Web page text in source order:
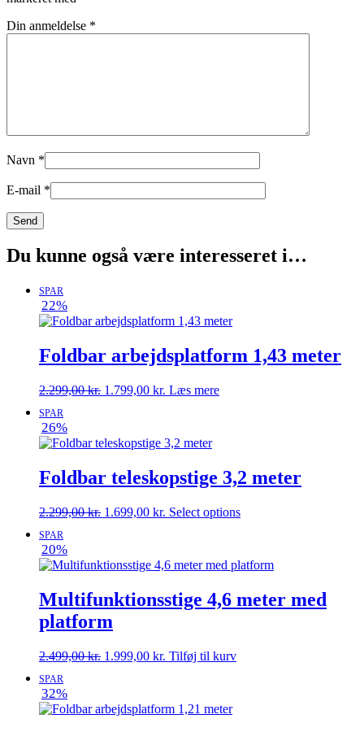
Din anmeldelse *
Navn *
E-mail *
Du kunne også være interesseret i…
SPAR
22%
Foldbar arbejdsplatform 1,43 meter
2.299,00kr. Den
2.299,00 kr..
1.799,00 kr. Den
1.799,00 kr..
Læs mere
SPAR
26%
Foldbar teleskopstige 3,2 meter
2.299,00kr. Den
2.299,00 kr..
1.699,00 kr. Den
1.699,00 kr..
Select options
SPAR
20%
Multifunktionsstige 4,6 meter med
platform
2.499,00kr. Den
2.499,00 kr..
1.999,00 kr. Den
1.999,00 kr..
Tilføj til kurv
SPAR
32%